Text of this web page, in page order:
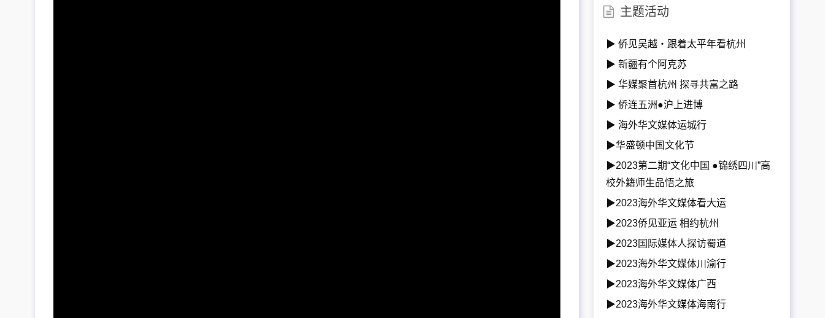
主题活动
▶ 侨见吴越・跟着太平年看杭州
▶ 新疆有个阿克苏
▶ 华媒聚首杭州 探寻共富之路
▶ 侨连五洲●沪上进博
▶ 海外华文媒体运城行
▶华盛顿中国文化节
▶2023第二期“文化中国 ●锦绣四川”高
校外籍师生品悟之旅
▶2023海外华文媒体看大运
▶2023侨见亚运 相约杭州
▶2023国际媒体人探访蜀道
▶2023海外华文媒体川渝行
▶2023海外华文媒体广西
▶2023海外华文媒体海南行